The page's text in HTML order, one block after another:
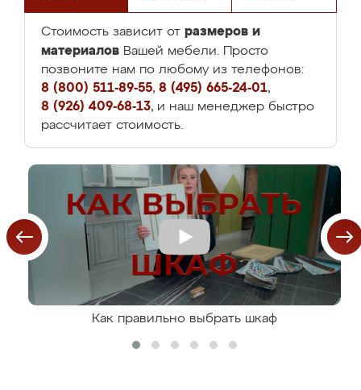
Стоимость зависит от размеров и
материалов Вашей мебели. Просто
позвоните нам по любому из телефонов:
8 (800) 511-89-55, 8 (495) 665-24-01,
8 (926) 409-68-13, и наш менеджер быстро
рассчитает стоимость.
Как правильно выбрать шкаф